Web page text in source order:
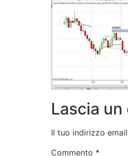
Lascia
Il tuo indirizzo
Commento *